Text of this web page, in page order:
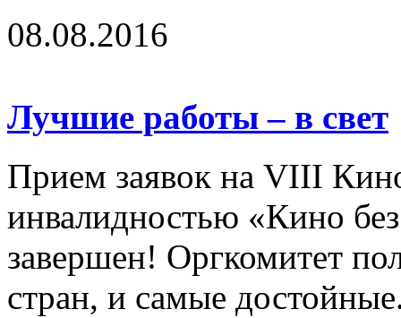
08.08.2016
Лучшие работы – в свет
Прием заявок на VIII
инвалидностью «Кино
завершен! Оргкомитет
стран, и самые